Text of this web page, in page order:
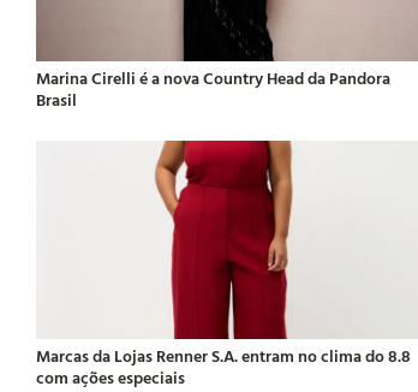
Marina Cirelli é a nova Country Head da Pandora
Brasil
Marcas da Lojas Renner S.A. entram no clima do 8.8
com ações especiais